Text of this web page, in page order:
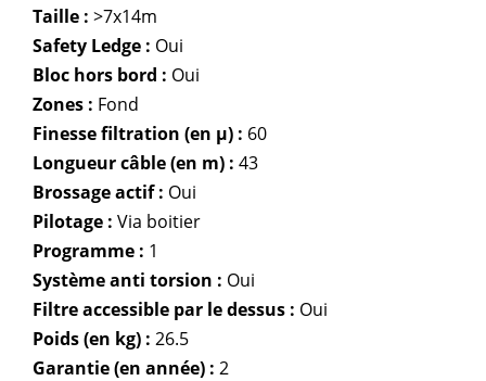
Taille : >7x14m
Safety Ledge : Oui
Bloc hors bord : Oui
Zones : Fond
Finesse filtration (en µ) : 60
Longueur câble (en m) : 43
Brossage actif : Oui
Pilotage : Via boitier
Programme : 1
Système anti torsion : Oui
Filtre accessible par le dessus : Oui
Poids (en kg) : 26.5
Garantie (en année) : 2